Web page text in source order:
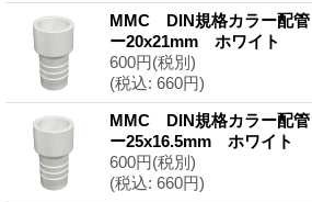
MMC DIN規格カラー配
ー20x21mm ホワイト
600円(税別)
(税込: 660円)
MMC DIN規格カラー配
ー25x16.5mm ホワイト
600円(税別)
(税込: 660円)